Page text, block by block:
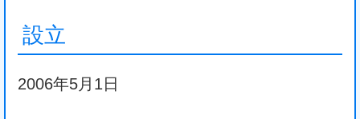
設立
2006年5月1日